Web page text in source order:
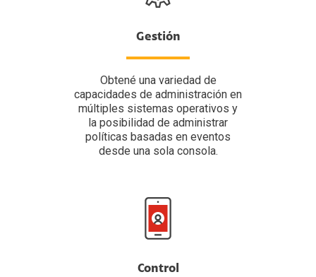
Gestión
Obtené una variedad de
capacidades de administración en
múltiples sistemas operativos y
la posibilidad de administrar
políticas basadas en eventos
desde una sola consola.
Control